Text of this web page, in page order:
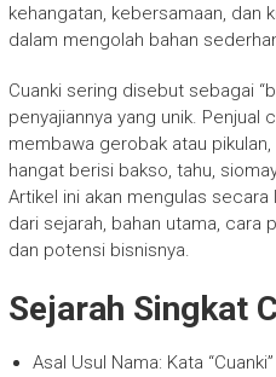
kehangatan, kebersamaan, dan
dalam mengolah bahan
Cuanki sering disebut sebagai
penyajiannya yang unik. Penjual
membawa gerobak atau
hangat berisi bakso, tahu,
Artikel ini akan mengulas
dari sejarah, bahan utama, cara
dan potensi bisnisnya.
Sejarah Singkat
Asal Usul Nama: Kata